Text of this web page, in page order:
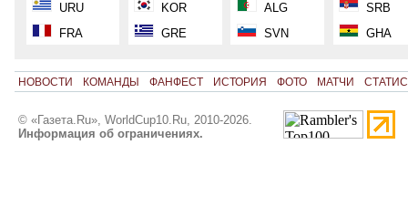
URU
FRA
KOR
GRE
ALG
SVN
SRB
GHA
НОВОСТИ КОМАНДЫ ФАНФЕСТ ИСТОРИЯ ФОТО МАТЧИ
© «Газета.Ru», WorldCup10.Ru, 2010-2026.
Информация об ограничениях.